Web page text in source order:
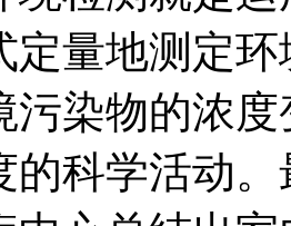
定量地测定
污染物的浓
的科学活动